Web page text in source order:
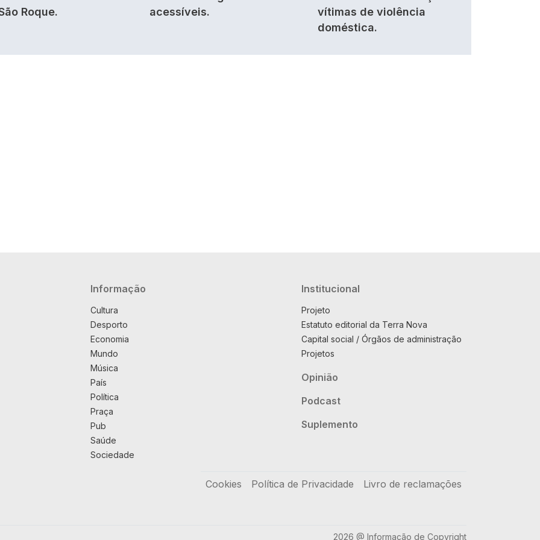
Roque.
acessíveis.
vítimas de violência
doméstica.
Navegação principal
Informação
Cultura
Desporto
Economia
Mundo
Música
País
Política
Praça
Pub
Saúde
Sociedade
Institucional
Projeto
Estatuto editorial da Terra Nova
Capital social / Órgãos de administração
Projetos
Opinião
Podcast
Suplemento
Cookies Política de Privacidade Livro de reclamações
2026 @ Informação de Copyright